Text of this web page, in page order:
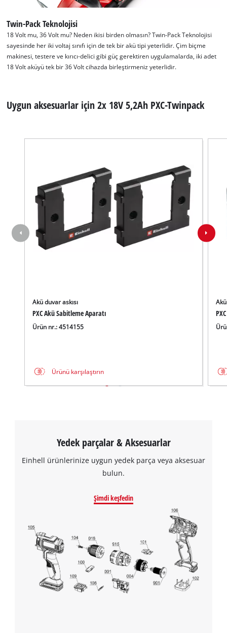
to trackers that are not disclosed to the
visitor. The website owner needs to setup
the site with their CMP to add this content
to the list of technologies used.
Powered byUsercentrics Consent
Twin-Pack Teknolojisi
18 Volt mu, 36 Volt mu? Neden ikisi birden olmasın? Twin-Pack Teknolojisi
sayesinde her iki voltaj sınıfı için de tek bir akü tipi yeterlidir. Çim biçme
makinesi, testere ve kırıcı-delici gibi güç gerektiren uygulamalarda, iki adet
18 Volt aküyü tek bir 36 Volt cihazda birleştirmeniz yeterlidir.
Uygun aksesuarlar için 2x 18V 5,2Ah PXC-Twinpack
Akü duvar askısı
PXC Akü Sabitleme Aparatı
Ürün nr.: 4514155
Ürünü karşılaştırın
Yedek parçalar & Aksesuarlar
Einhell ürünlerinize uygun yedek parça veya aksesuar
bulun.
Şimdi keşfedin